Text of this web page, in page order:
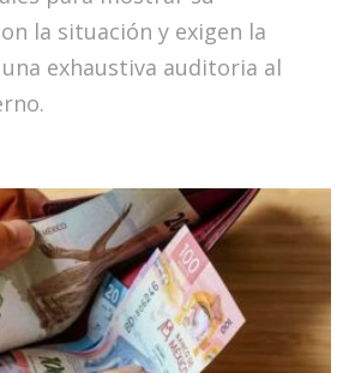
la situación y exigen la
exhaustiva auditoria al